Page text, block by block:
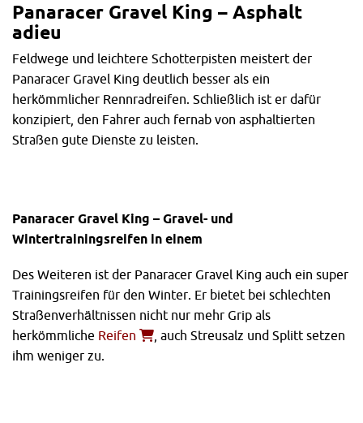
Panaracer Gravel King – Asphalt
adieu
Feldwege und leichtere Schotterpisten meistert der
Panaracer Gravel King deutlich besser als ein
herkömmlicher Rennradreifen. Schließlich ist er dafür
konzipiert, den Fahrer auch fernab von asphaltierten
Straßen gute Dienste zu leisten.
Panaracer Gravel King – Gravel- und
Wintertrainingsreifen in einem
Des Weiteren ist der Panaracer Gravel King auch ein super
Trainingsreifen für den Winter. Er bietet bei schlechten
Straßenverhältnissen nicht nur mehr Grip als
herkömmliche Reifen
, auch Streusalz und Splitt setzen
ihm weniger zu.